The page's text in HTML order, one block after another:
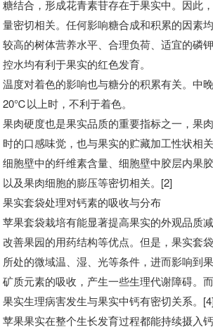
糖结合，形成花青素苷存在于果实中。因此
量密切相关。任何影响糖合成和积累的因素
较高的树体营养水平、合理负荷、适宜的磷
控水均有利于果实的红色发育。
温度对着色的影响也与糖分的积累有关。中
20℃以上时，不利于着色。
果肉硬度也是果实品质的重要指标之一，果
时的口感味觉，也与果实的贮藏加工性状相
细胞壁中的纤维素含量、细胞壁中胶层内果
以及果肉细胞的膨压等密切相关。[2]
果实套袋处理对钙素的吸收与分布
苹果套袋栽培有能显著提高果实的外观品质
改善果园的用药结构等优点。但是，果实套
所处的微域温、湿、光等条件，进而影响到
矿质元素的吸收，产生一些生理代谢障碍。
果实生理病害发生与果实中钙有密切关系。
苹果果实在整个生长发育过程都能持续摄入